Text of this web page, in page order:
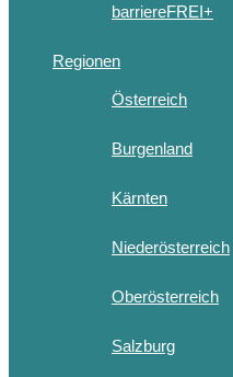
barriereFREI+
Regionen
Österreich
Burgenland
Kärnten
Niederösterreich
Oberösterreich
Salzburg